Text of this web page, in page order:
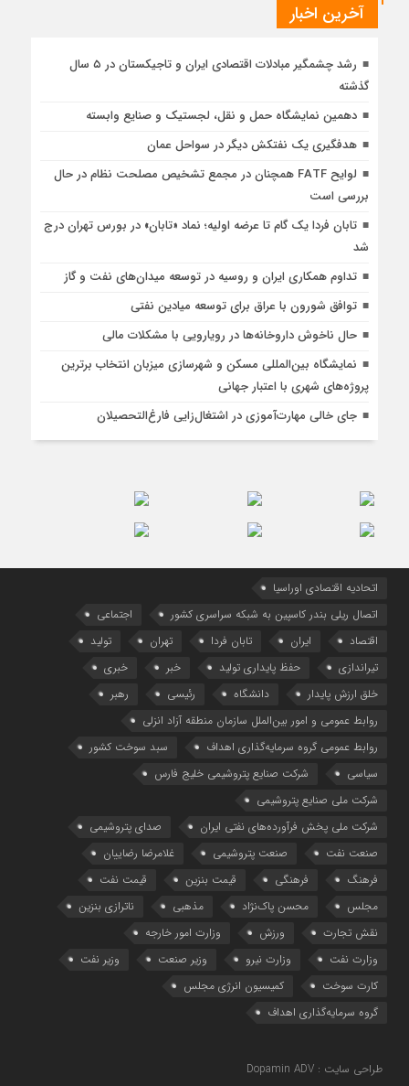
آخرین اخبار
رشد چشمگیر مبادلات اقتصادی ایران و تاجیکستان در ۵ سال
گذشته
دهمین نمایشگاه حمل و نقل، لجستیک و صنایع وابسته
هدفگیری یک نفتکش دیگر در سواحل عمان
لوایح FATF همچنان در مجمع تشخیص مصلحت نظام در حال
بررسی است
تابان فردا یک گام تا عرضه اولیه؛ نماد «تابان» در بورس تهران درج
شد
تداوم همکاری ایران و روسیه در توسعه میدان‌های نفت و گاز
توافق شورون با عراق برای توسعه میادین نفتی
حال ناخوش داروخانه‌ها در رویارویی با مشکلات مالی
نمایشگاه بین‌المللی مسکن و شهرسازی میزبان انتخاب برترین
پروژه‌های شهری با اعتبار جهانی
جای خالی مهارت‌آموزی در اشتغال‌زایی فارغ‌التحصیلان
اتحادیه اقتصادی اوراسیا
اتصال ریلی بندر کاسپین به شبکه سراسری کشور
اجتماعی
اقتصاد
ایران تابان فردا تهران
تولید
تیراندازی
حفظ پایداری تولید خبر
خبری
خلق ارزش پایدار
دانشگاه رئیسی
رهبر
روابط عمومی و امور بین‌الملل سازمان منطقه آزاد انزلی
روابط عمومی گروه سرمایه‌گذاری اهداف
سبد سوخت کشور
سیاسی
شرکت صنایع پتروشیمی خلیج فارس
شرکت ملی صنایع پتروشیمی
شرکت ملی پخش فرآورده‌های نفتی ایران
صدای پتروشیمی
صنعت نفت
صنعت پتروشیمی
غلامرضا رضاییان
فرهنگ
فرهنگی قیمت بنزین
قیمت نفت
مجلس
محسن پاک‌نژاد مذهبی
ناترازی بنزین
نقش تجارت
ورزش
وزارت امور خارجه
وزارت نفت
وزارت نیرو وزیر صنعت
وزیر نفت
کارت سوخت
کمیسیون انرژی مجلس
گروه سرمایه‌‌گذاری اهداف
طراحی سایت : Dopamin ADV